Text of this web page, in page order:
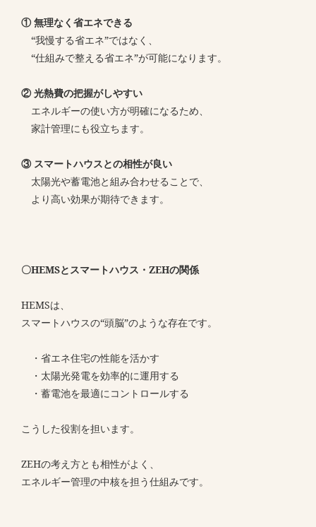
① 無理なく省エネできる
“我慢する省エネ”ではなく、
“仕組みで整える省エネ”が可能になります。
② 光熱費の把握がしやすい
エネルギーの使い方が明確になるため、
家計管理にも役立ちます。
③ スマートハウスとの相性が良い
太陽光や蓄電池と組み合わせることで、
より高い効果が期待できます。
〇HEMSとスマートハウス・ZEHの関係
HEMSは、
スマートハウスの“頭脳”のような存在です。
・省エネ住宅の性能を活かす
・太陽光発電を効率的に運用する
・蓄電池を最適にコントロールする
こうした役割を担います。
ZEHの考え方とも相性がよく、
エネルギー管理の中核を担う仕組みです。